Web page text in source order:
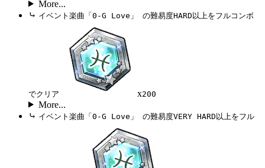
More...
⤷ イベント楽曲「0-G Love」 の難易度HARD以上をフルコンボ
でクリア x200
More...
⤷ イベント楽曲「0-G Love」 の難易度VERY HARD以上をフル